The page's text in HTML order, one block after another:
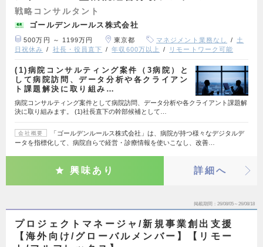
戦略コンサルタント
ゴールデンルールス株式会社
500万円 ～ 1199万円 東京都 マネジメント業務なし
土
日祝休み
社長・役員直下 年収600万以上 リモートワーク可能
(1)病院コンサルティング案件（3病院）と
して病院訪問、データ分析や各クライアン
ト課題解決に取り組み…
病院コンサルティング案件として病院訪問、データ分析や各クライアント課題解
決に取り組みます。 (1)社長直下の幹部候補として…
会社概要
「ゴールデンルールス株式会社」は、病院が持つ様々なデジタルデ
ータを指標化して、病院自らで経営・診療情報を使いこなし、改善…
興味あり 詳細へ
掲載期間 26/08/05～26/08/18
プロジェクトマネージャ/新規事業創出支援
【海外向け/グローバルメンバー】【リモー